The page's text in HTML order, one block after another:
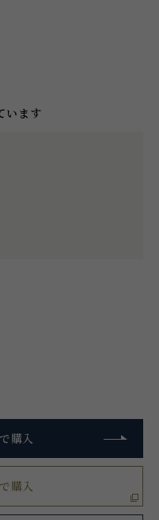
います
購入
購入